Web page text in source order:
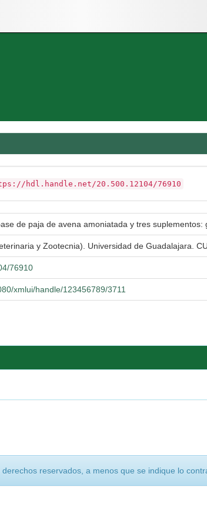
hdl.handle.net/20.500.12104/76910
de paja de avena amoniatada y tres
y Zootecnia). Universidad de Guadalajara.
76910
xmlui/handle/123456789/3711
reservados, a menos que se indique lo